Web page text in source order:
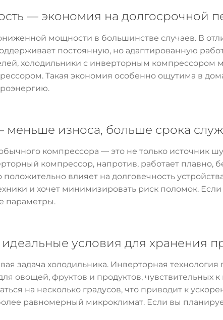
— экономия на долгосрочной
мощности в большинстве случаев. В
постоянную, но адаптированную
холодильники с инверторным компрессором
Такая экономия особенно ощутима в
износа, больше срока
компрессора — это не только источник
компрессор, напротив, работает плавно,
влияет на долговечность
и хочет минимизировать риск поломок.
параметры.
условия для хранения
задача холодильника. Инверторная технология
овощей, фруктов и продуктов, чувствительных
на несколько градусов, что приводит к
равномерный микроклимат. Если вы